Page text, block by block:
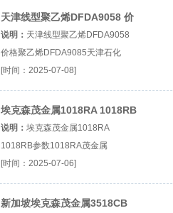
天津线型聚乙烯DFDA9058 价
格
说明： 天津线型聚乙烯DFDA9058
价格聚乙烯DFDA9085天津石化
9085图片参数厂（...『聚乙烯
DFDA9085』
[时间：2025-07-08]
埃克森茂金属1018RA 1018RB
参数
说明： 埃克森茂金属1018RA
1018RB参数1018RA茂金属
1018RB图片参数厂（...
『1018RA』
[时间：2025-07-06]
新加坡埃克森茂金属3518CB